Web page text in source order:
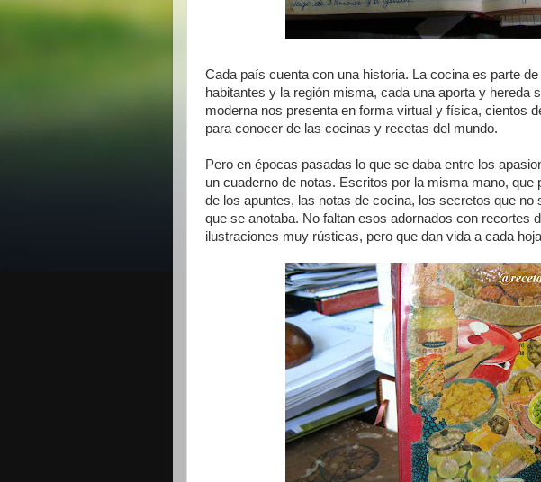
Cada país cuenta con una historia. La cocina es parte
habitantes y la región misma, cada una aporta y hereda
moderna nos presenta en forma virtual y física, cientos
para conocer de las cocinas y recetas del mundo.
Pero en épocas pasadas lo que se daba entre los
un cuaderno de notas. Escritos por la misma mano, que
de los apuntes, las notas de cocina, los secretos que no
que se anotaba. No faltan esos adornados con recortes
ilustraciones muy rústicas, pero que dan vida a cada